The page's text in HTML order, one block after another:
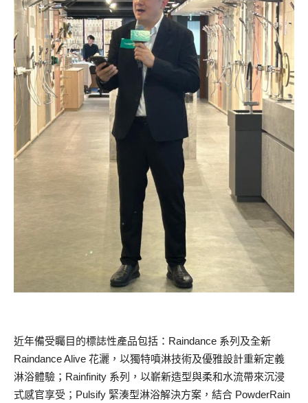
近年備受矚目的標誌性產品包括：Raindance 系列及全新
Raindance Alive 花灑，以獨特噴淋技術及優雅設計重新定義
淋浴體驗；Rainfinity 系列，以嶄新造型與柔和水流帶來沉浸
式感官享受；Pulsify 緊湊型淋浴解決方案，結合 PowderRain